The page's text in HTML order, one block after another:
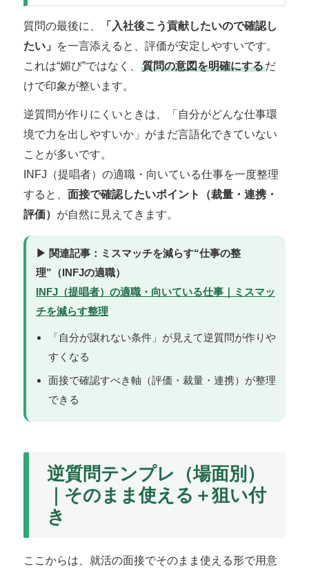
質問の最後に、
「入社後こう貢献したいので確認し
たい」
を一言添えると、評価が安定しやすいです。
これは“媚び”ではなく、
質問の意図を明確にするだ
けで印象が整います。
逆質問が作りにくいときは、「自分がどんな仕事環
境で力を出しやすいか」がまだ言語化できていない
ことが多いです。
INFJ（提唱者）の適職・向いている仕事を一度整理
すると、 面接で確認したいポイント（裁量・連携・
評価） が自然に見えてきます。
▶ 関連記事：ミスマッチを減らす“仕事の整
理”（INFJの適職）
INFJ（提唱者）の適職・向いている仕事｜ミスマッ
チを減らす整理
「自分が譲れない条件」が見えて逆質問が作りや
すくなる
面接で確認すべき軸（評価・裁量・連携）が整理
できる
逆質問テンプレ（場面別）
｜そのまま使える＋狙い付
き
ここからは、就活の面接でそのまま使える形で用意